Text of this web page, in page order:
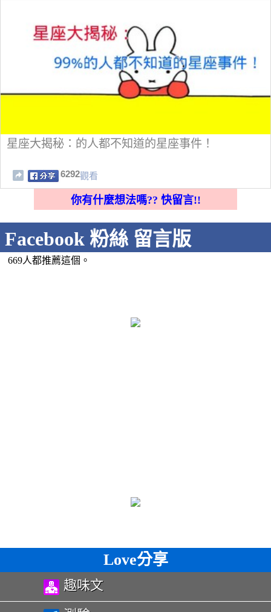
星座大揭秘：的人都不知道的星座事件！
6292觀看
你有什麼想法嗎?? 快留言!!
Facebook 粉絲 留言版
669人都推薦這個。
Love分享
趣味文